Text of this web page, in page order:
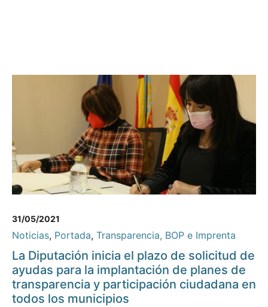
31/05/2021
Noticias, Portada, Transparencia, BOP e Imprenta
La Diputación inicia el plazo de solicitud de
ayudas para la implantación de planes de
transparencia y participación ciudadana en
todos los municipios